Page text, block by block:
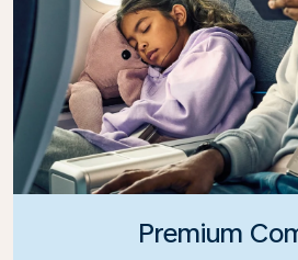
Premium